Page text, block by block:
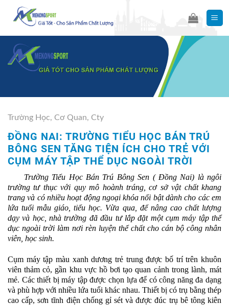
content
Trường Học, Cơ Quan, Cty
ĐỒNG NAI: TRƯỜNG TIỂU HỌC BÁN TRÚ
BÔNG SEN TĂNG TIỆN ÍCH CHO TRẺ VỚI
CỤM MÁY TẬP THỂ DỤC NGOÀI TRỜI
Trường Tiểu Học Bán Trú Bông Sen ( Đồng Nai) là ngôi
trường tư thục với quy mô hoành tráng, cơ sở vật chất khang
trang và có nhiều hoạt động ngoại khóa nổi bật dành cho các em
lứa tuổi mẫu giáo, tiểu học. Vừa qua, để nâng cao chất lượng
dạy và học, nhà trường đã đầu tư lắp đặt một cụm máy tập thể
dục ngoài trời làm nơi rèn luyện thể chất cho cán bộ công nhân
viên, học sinh.
Cụm máy tập màu xanh dương trẻ trung được bố trí trên khuôn
viên thảm cỏ, gần khu vực hồ bơi tạo quan cảnh trong lành, mát
mẻ. Các thiết bị máy tập được chọn lựa để có công năng đa dạng
và phù hợp với nhiều lứa tuổi khác nhau. Thiết bị có trụ bằng thép
cao cấp, sơn tĩnh điện chống gỉ sét và được đúc trụ bê tông kiên